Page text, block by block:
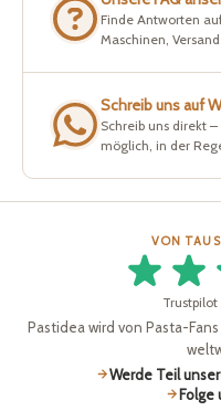
Finde Antworten
Maschinen,
Schreib uns auf
Schreib uns direkt
möglich, in der
VON
Trustpilot
Pastidea wird von Pasta-
Werde Teil
Folge